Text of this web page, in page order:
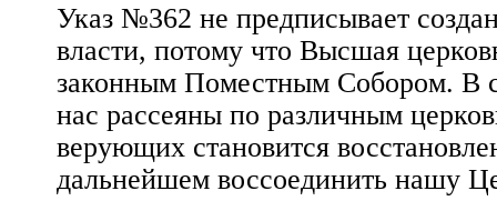
Указ №362 не предписывает
власти, потому что Высшая
законным Поместным Собором. В
нас рассеяны по различным
верующих становится
дальнейшем воссоединить нашу